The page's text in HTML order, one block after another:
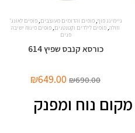
גיימינג פוף,פופים והדומים מעוצבים,פופים לאונג'
וזולה, פופים לילדים וקטנטנים, פופים פינות ישיבה
פנים
כורסא קנבס שפיץ 614
₪690.00
₪649.00
נוח ומפנק